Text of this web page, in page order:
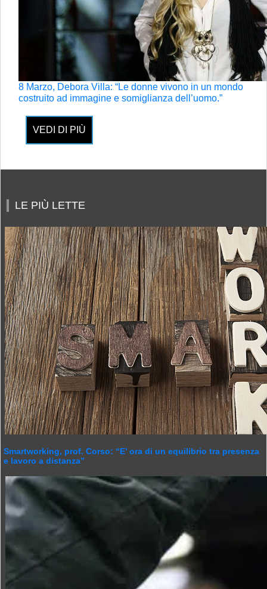
8 Marzo, Debora Villa: “Le donne vivono in un mondo
costruito ad immagine e somiglianza dell’uomo.”
VEDI DI PIÙ
LE PIÙ LETTE
Smartworking, prof. Corso: “E’ ora di un equilibrio tra presenza
e lavoro a distanza”